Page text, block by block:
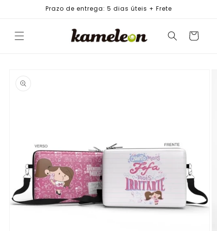
Prazo de entrega: 5 dias úteis + Frete
Carrinho
PRODUTO